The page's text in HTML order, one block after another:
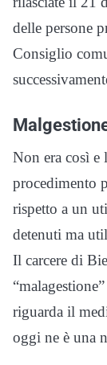
delle persone
Consiglio
Non era così e
procedimento
rispetto a un
detenuti ma
Il carcere di
riguarda il
oggi ne è una